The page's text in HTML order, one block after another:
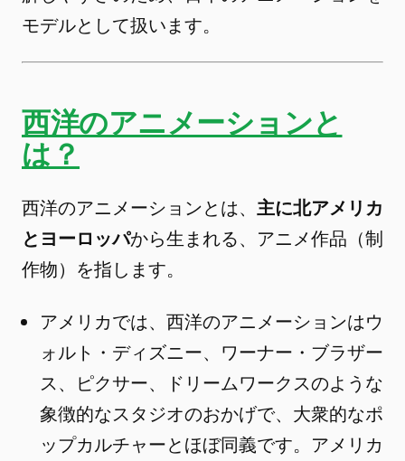
モデルとして扱います。
西洋のアニメーションと
は？
西洋のアニメーションとは、 主に北アメリカ
とヨーロッパから生まれる、アニメ作品（制
作物）を指します。
アメリカでは、西洋のアニメーションはウ
ォルト・ディズニー、ワーナー・ブラザー
ス、ピクサー、ドリームワークスのような
象徴的なスタジオのおかげで、大衆的なポ
ップカルチャーとほぼ同義です。アメリカ